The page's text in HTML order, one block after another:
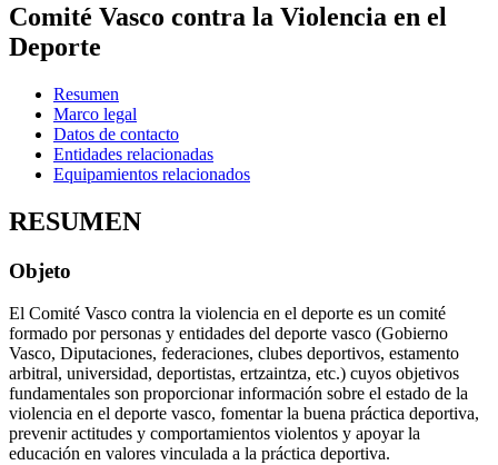
Comité Vasco contra la Violencia en el
Deporte
Resumen
Marco legal
Datos de contacto
Entidades relacionadas
Equipamientos relacionados
RESUMEN
Objeto
El Comité Vasco contra la violencia en el deporte es un comité
formado por personas y entidades del deporte vasco (Gobierno
Vasco, Diputaciones, federaciones, clubes deportivos, estamento
arbitral, universidad, deportistas, ertzaintza, etc.) cuyos objetivos
fundamentales son proporcionar información sobre el estado de la
violencia en el deporte vasco, fomentar la buena práctica deportiva,
prevenir actitudes y comportamientos violentos y apoyar la
educación en valores vinculada a la práctica deportiva.